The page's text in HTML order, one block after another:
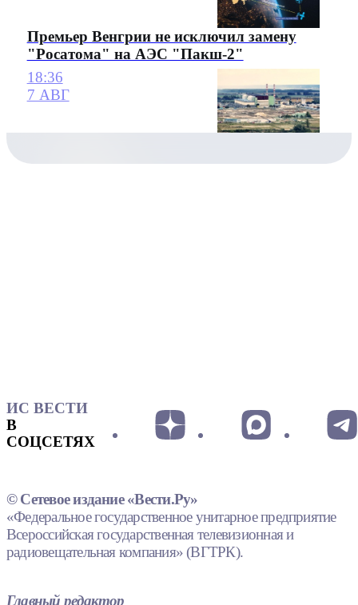
Премьер Венгрии не исключил замену
"Росатома" на АЭС "Пакш-2"
18:36
7 АВГ
ИС ВЕСТИ
В
СОЦСЕТЯХ
© Сетевое издание «Вести.Ру»
«Федеральное государственное унитарное предприятие
Всероссийская государственная телевизионная и
радиовещательная компания» (ВГТРК).
Главный редактор